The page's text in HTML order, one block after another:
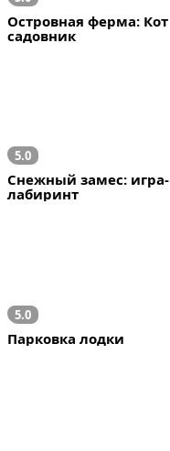
Островная ферма: Кот
садовник
5.0
Снежный замес: игра-
лабиринт
5.0
Парковка лодки